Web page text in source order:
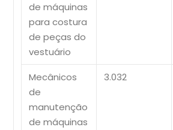
de máquinas
para costura
de peças do
vestuário
Mecânicos
de
manutenção
de máquinas
3.032